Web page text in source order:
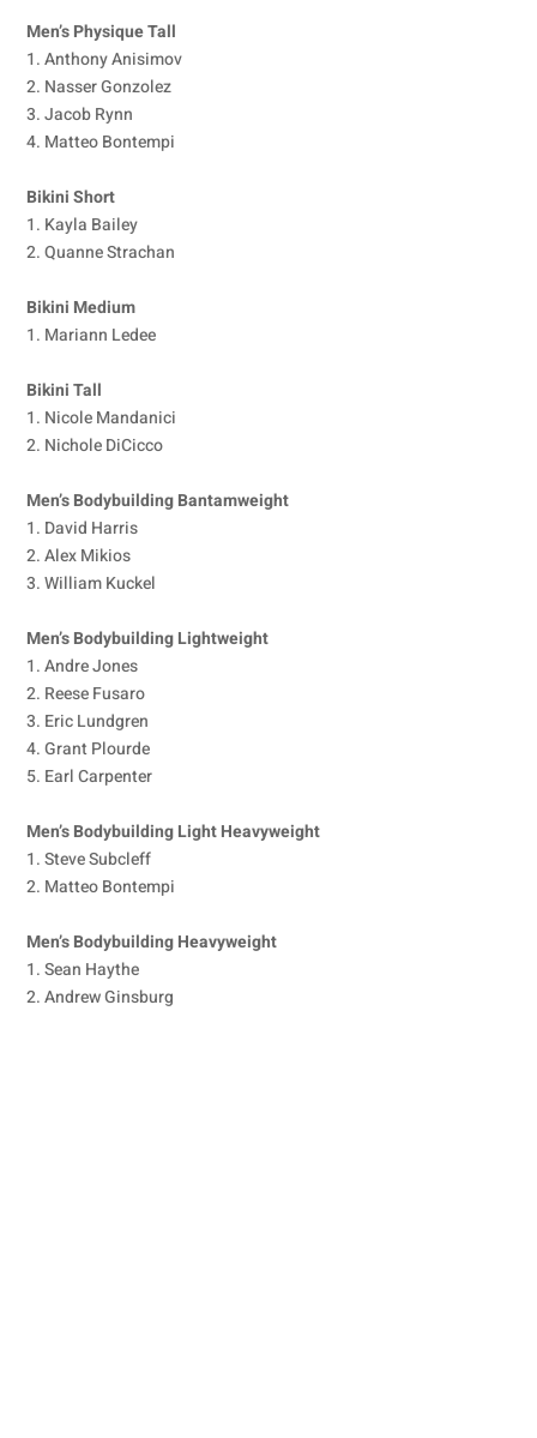
Men’s Physique Tall
1. Anthony Anisimov
2. Nasser Gonzolez
3. Jacob Rynn
4. Matteo Bontempi
Bikini Short
1. Kayla Bailey
2. Quanne Strachan
Bikini Medium
1. Mariann Ledee
Bikini Tall
1. Nicole Mandanici
2. Nichole DiCicco
Men’s Bodybuilding Bantamweight
1. David Harris
2. Alex Mikios
3. William Kuckel
Men’s Bodybuilding Lightweight
1. Andre Jones
2. Reese Fusaro
3. Eric Lundgren
4. Grant Plourde
5. Earl Carpenter
Men’s Bodybuilding Light Heavyweight
1. Steve Subcleff
2. Matteo Bontempi
Men’s Bodybuilding Heavyweight
1. Sean Haythe
2. Andrew Ginsburg